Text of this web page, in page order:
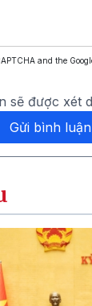
and the
sẽ được xét
Gửi bình luận